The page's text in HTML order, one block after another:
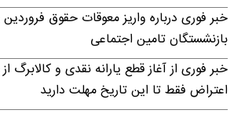
خبر فوری درباره واریز معوقات حقوق
بازنشستگان تامین اجتماعی
اعتراض فقط تا این تاریخ مهلت دارید